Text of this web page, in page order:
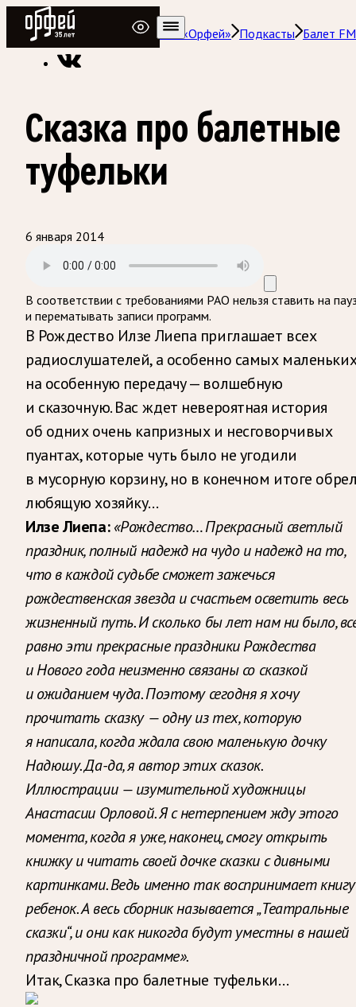
Радио Орфей
Радио классической музыки «Орфей» Подкасты Балет FM
Сказка про балетные
туфельки
6 января 2014
В соответствии с требованиями РАО нельзя ставить на
и перематывать записи программ.
В Рождество Илзе Лиепа приглашает всех
радиослушателей, а особенно самых
на особенную передачу — волшебную
и сказочную. Вас ждет невероятная история
об одних очень капризных и несговорчивых
пуантах, которые чуть было не угодили
в мусорную корзину, но в конечном итоге
любящую хозяйку…
Илзе Лиепа: «Рождество… Прекрасный светлый
праздник, полный надежд на чудо и надежд на то,
что в каждой судьбе сможет зажечься
рождественская звезда и счастьем осветить весь
жизненный путь. И сколько бы лет нам ни было,
равно эти прекрасные праздники Рождества
и Нового года неизменно связаны со сказкой
и ожиданием чуда. Поэтому сегодня я хочу
прочитать сказку — одну из тех, которую
я написала, когда ждала свою маленькую дочку
Надюшу. Да-да, я автор этих сказок.
Иллюстрации — изумительной художницы
Анастасии Орловой. Я с нетерпением жду этого
момента, когда я уже, наконец, смогу открыть
книжку и читать своей дочке сказки с дивными
картинками. Ведь именно так воспринимает книгу
ребенок. А весь сборник называется „Театральные
сказки“, и они как никогда будут уместны в нашей
праздничной программе».
Итак, Сказка про балетные туфельки…